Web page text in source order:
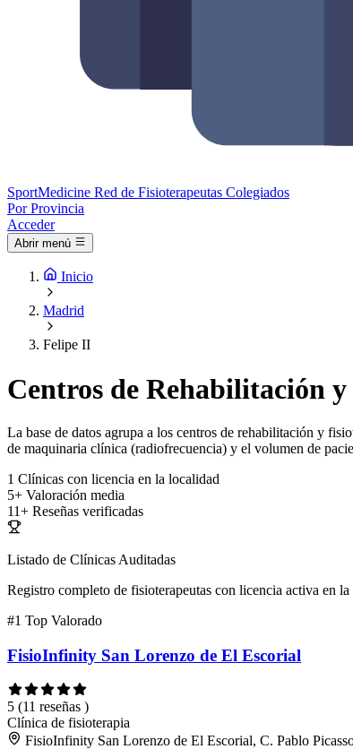
SportMedicine Red de Fisioterapeutas Colegiados
Por Provincia
Acceder
Abrir menú
Inicio
Madrid
Felipe II
Centros de Rehabilitación
La base de datos agrupa a los centros de rehabilitación y
de maquinaria clínica (radiofrecuencia) y el volumen de
1 Clínicas con licencia en la localidad
5+ Valoración media
11+ Reseñas verificadas
Listado de Clínicas Auditadas
Registro completo de fisioterapeutas con licencia activa en
#1 Top Valorado
FisioInfinity San Lorenzo de El Escorial
5 (11 reseñas )
Clínica de fisioterapia
FisioInfinity San Lorenzo de El Escorial, C. Pablo